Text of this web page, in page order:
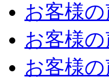
お客様の
お客様
お客様の